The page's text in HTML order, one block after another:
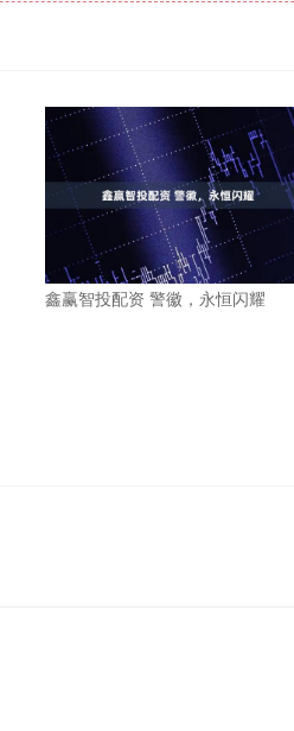
鑫赢智投配资 警徽，永恒闪耀